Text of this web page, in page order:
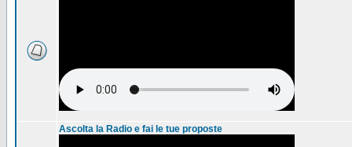
Ascolta la Radio e fai le tue proposte